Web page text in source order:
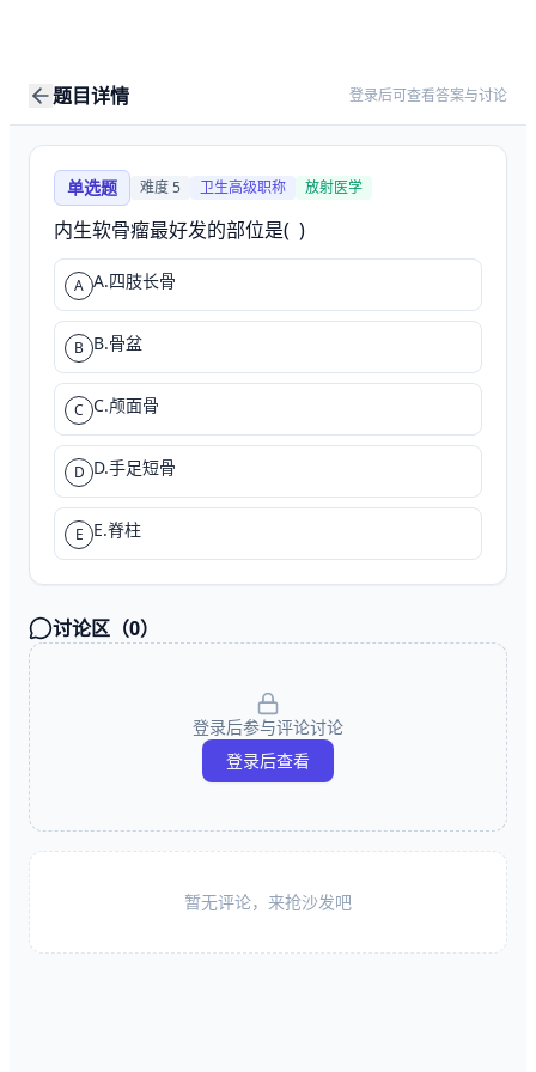
题目详情 登录后可查看答案与讨论
单选题 难度5 卫生高级职称 放射医学
内生软骨瘤最好发的部位是(  )
A A.四肢长骨
B B.骨盆
C C.颅面骨
D D.手足短骨
E E.脊柱
讨论区（0）
登录后参与评论讨论
登录后查看
暂无评论，来抢沙发吧